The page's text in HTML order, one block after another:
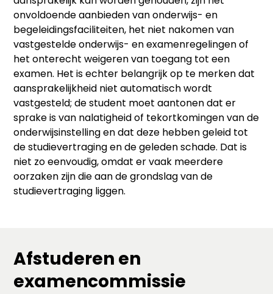
onvoldoende aanbieden van onderwijs- en
begeleidingsfaciliteiten, het niet nakomen van
vastgestelde onderwijs- en examenregelingen of
het onterecht weigeren van toegang tot een
examen. Het is echter belangrijk op te merken dat
aansprakelijkheid niet automatisch wordt
vastgesteld; de student moet aantonen dat er
sprake is van nalatigheid of tekortkomingen van de
onderwijsinstelling en dat deze hebben geleid tot
de studievertraging en de geleden schade. Dat is
niet zo eenvoudig, omdat er vaak meerdere
oorzaken zijn die aan de grondslag van de
studievertraging liggen.
Afstuderen en
examencommissie